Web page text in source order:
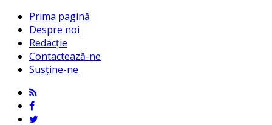
Prima pagină
Despre noi
Redacție
Contactează-ne
Susține-ne